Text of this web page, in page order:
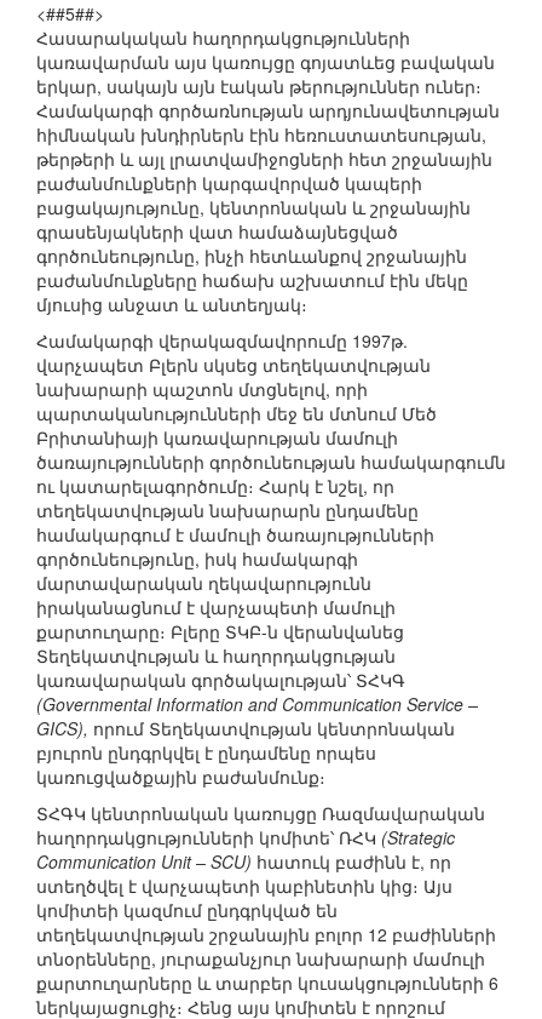
<##5##>
Հասարակական հաղորդակցությունների
կառավարման այս կառույցը գոյատևեց բավական
երկար, սակայն այն էական թերություններ ուներ։
Համակարգի գործառնության արդյունավետության
հիմնական խնդիրներն էին հեռուստատեսության,
թերթերի և այլ լրատվամիջոցների հետ շրջանային
բաժանմունքների կարգավորված կապերի
բացակայությունը, կենտրոնական և շրջանային
գրասենյակների վատ համաձայնեցված
գործունեությունը, ինչի հետևանքով շրջանային
բաժանմունքները հաճախ աշխատում էին մեկը
մյուսից անջատ և անտեղյակ։
Համակարգի վերակազմավորումը 1997թ.
վարչապետ Բլերն սկսեց տեղեկատվության
նախարարի պաշտոն մտցնելով, որի
պարտականությունների մեջ են մտնում Մեծ
Բրիտանիայի կառավարության մամուլի
ծառայությունների գործունեության համակարգումն
ու կատարելագործումը։ Հարկ է նշել, որ
տեղեկատվության նախարարն ընդամենը
համակարգում է մամուլի ծառայությունների
գործունեությունը, իսկ համակարգի
մարտավարական ղեկավարությունն
իրականացնում է վարչապետի մամուլի
քարտուղարը։ Բլերը ՏԿԲ-ն վերանվանեց
Տեղեկատվության և հաղորդակցության
կառավարական գործակալության՝ ՏՀԿԳ
(Governmental Information and Communication Service –
GICS), որում Տեղեկատվության կենտրոնական
բյուրոն ընդգրկվել է ընդամենը որպես
կառուցվածքային բաժանմունք։
ՏՀԳԿ կենտրոնական կառույցը Ռազմավարական
հաղորդակցությունների կոմիտե՝ ՌՀԿ (Strategic
Communication Unit – SCU) հատուկ բաժինն է, որ
ստեղծվել է վարչապետի կաբինետին կից։ Այս
կոմիտեի կազմում ընդգրկված են
տեղեկատվության շրջանային բոլոր 12 բաժինների
տնօրենները, յուրաքանչյուր նախարարի մամուլի
քարտուղարները և տարբեր կուսակցությունների 6
ներկայացուցիչ։ Հենց այս կոմիտեն է որոշում